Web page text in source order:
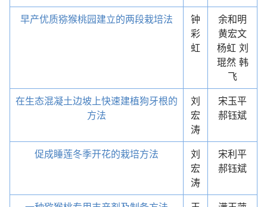
早产优质猕猴桃园建立的两段栽培法
钟
彩
虹
余和明
黄宏文
杨虹 刘
琨然 韩
飞
在生态混凝土边坡上快速建植狗牙根的
方法
刘
宏
涛
宋玉平
郝钰斌
促成睡莲冬季开花的栽培方法
刘
宏
涛
宋利平
郝钰斌